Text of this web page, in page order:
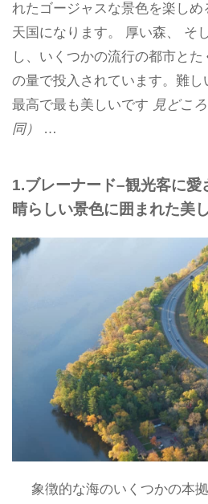
れたゴージャスな景色を楽し
天国になります。 厚い森、 そ
し、いくつかの流行の都市とた
の量で投入されています。難
最高で最も美しいです 見どころ
同）
…
1.ブレーナード–観光客に愛
晴らしい景色に囲まれた美
象徴的な海のいくつかの本